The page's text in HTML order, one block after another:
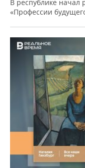
В республике
«Профессии